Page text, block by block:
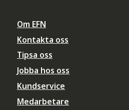
Om EFN
Kontakta oss
Tipsa oss
Jobba hos oss
Kundservice
Medarbetare